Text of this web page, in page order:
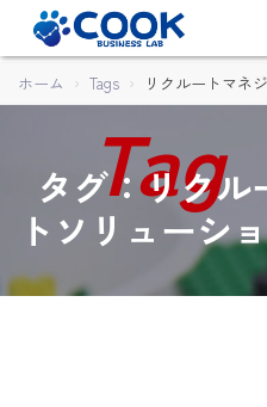
ホーム Tags リクルートマネ
タグ：リク
トソリューシ